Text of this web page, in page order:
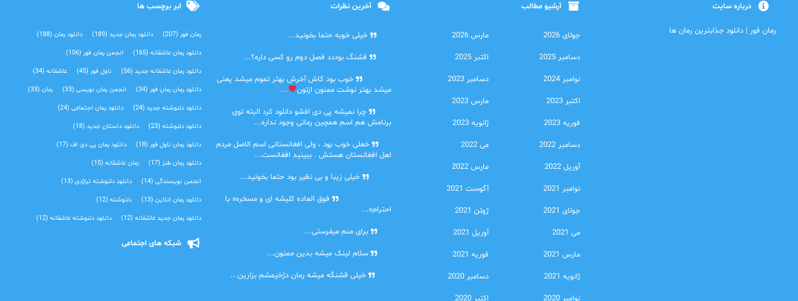
درباره سایت
رمان فور | دانلود جذابترین رمان ها
آرشیو مطالب
جولای 2026 مارس 2026
دسامبر 2025 اکتبر 2025
نوامبر 2024 دسامبر 2023
اکتبر 2023 مارس 2023
فوریه 2023 ژانویه 2023
دسامبر 2022 می 2022
آوریل 2022 مارس 2022
نوامبر 2021 آگوست 2021
جولای 2021 ژوئن 2021
می 2021 آوریل 2021
مارس 2021 فوریه 2021
ژانویه 2021 دسامبر 2020
نوامبر 2020 اکتبر 2020
آخرین نظرات
خیلی خوبه حتما بخونید...
قشنگ بوددد فصل دوم رو کسی داره؟...
خوب بود کاش آخرش بهتر تموم میشد یعنی
میشد بهتر نوشت ممنون ازتون
...
چرا نمیشه پی دی افشو دانلود کرد البته توی
برنامش هم اسم همچین رمانی وجود نداره...
خعلی خوب بود ، ولی افغانستانی اسم الاصل مردم
اهل افغانستان هستش . ببینید افغانست...
خیلی زیبا و بی نظیر بود حتما بخونید...
فوق العاده کلیشه ای و مسخره« با
احترام»...
برای منم میفرستی...
سلام لینک میشه بدین ممنون...
خیلی قشنگه میشه رمان دژخیمشم بزارین...
ابر برچسب ها
رمان فور (207) دانلود رمان جدید (189) دانلود رمان (188)
دانلود رمان عاشقانه (165) انجمن رمان فور (106)
دانلود رمان عاشقانه جدید (56) ناول فور (45) عاشقانه (34)
دانلود رمان رمان فور (34) انجمن رمان نویسی (33) رمان (33)
دانلود دلنوشته جدید (24) دانلود رمان اجتماعی‌ (24)
دانلود دلنوشته (23) دانلود داستان جدید (18)
دانلود رمان ناول فور (18) دانلود رمان پی دی اف (17)
دانلود رمان طنز (17) رمان عاشقانه (15)
انجمن نویسندگی (14) دانلود دلنوشته تراژدی‌ (13)
دانلود رمان انلاین (13) دلنوشته (12)
دانلود رمان جدید عاشقانه (12) دانلود دلنوشته عاشقانه (12)
شبکه های اجتماعی